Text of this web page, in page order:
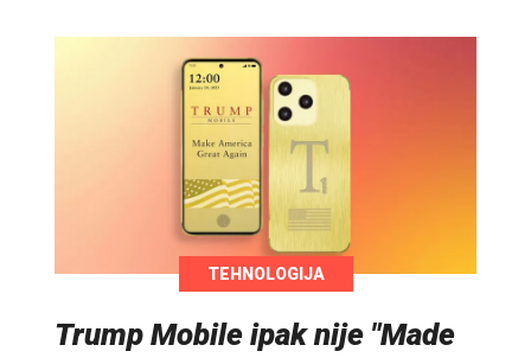
TEHNOLOGIJA
Trump Mobile ipak nije "Made